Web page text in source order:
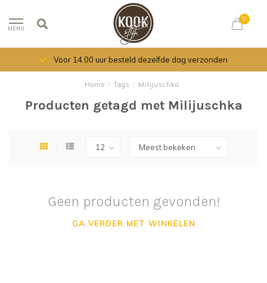
MENU
0
Voor 14.00 uur besteld dezelfde dag verzonden
Home / Tags / Milijuschka
Producten getagd met Milijuschka
Geen producten gevonden!
GA VERDER MET WINKELEN